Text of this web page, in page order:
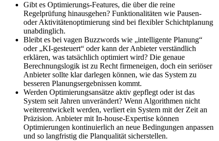
Gibt es Optimierungs-Features, die über die reine
Regelprüfung hinausgehen? Funktionalitäten wie Pausen-
oder Aktivitätenoptimierung sind bei flexibler Schichtplanung
unabdinglich.
Bleibt es bei vagen Buzzwords wie „intelligente Planung“
oder „KI-gesteuert“ oder kann der Anbieter verständlich
erklären, was tatsächlich optimiert wird? Die genaue
Berechnungslogik ist zu Recht firmeneigen, doch ein seriöser
Anbieter sollte klar darlegen können, wie das System zu
besseren Planungsergebnissen kommt.
Werden Optimierungsansätze aktiv gepflegt oder ist das
System seit Jahren unverändert? Wenn Algorithmen nicht
weiterentwickelt werden, verliert ein System mit der Zeit an
Präzision. Anbieter mit In-house-Expertise können
Optimierungen kontinuierlich an neue Bedingungen anpassen
und so langfristig die Planqualität sicherstellen.